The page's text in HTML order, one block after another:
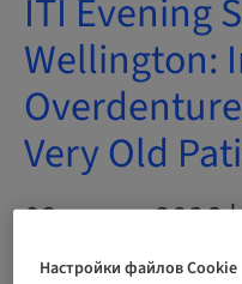
ITI Evening
Wellington:
Very Old
03. сент. 2026
Австралия
Настройки файлов Cookie